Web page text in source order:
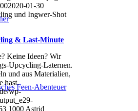
Feen-Abenteuer
2020-01-30
und Ingwer-Shot
& Last-Minute
Keine Ideen? Wir
Upcycling-Laternen.
und aus Materialien,
hast.
wp-
1000 Astrid